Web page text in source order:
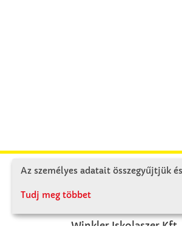
KAPCSOLAT
Winkler Iskolaszer Kft.
Az személyes adatait összegyűjtjük
Tudj meg többet